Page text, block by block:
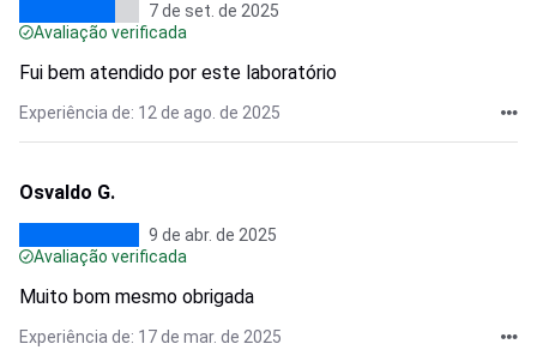
7 de set. de 2025
Avaliação verificada
Fui bem atendido por este laboratório
Experiência de: 12 de ago. de 2025
Osvaldo G.
9 de abr. de 2025
Avaliação verificada
Muito bom mesmo obrigada
Experiência de: 17 de mar. de 2025